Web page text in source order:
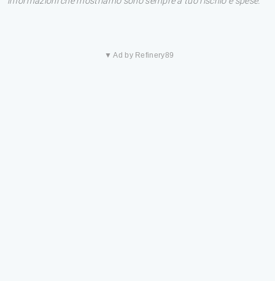
▼ Ad by Refinery89